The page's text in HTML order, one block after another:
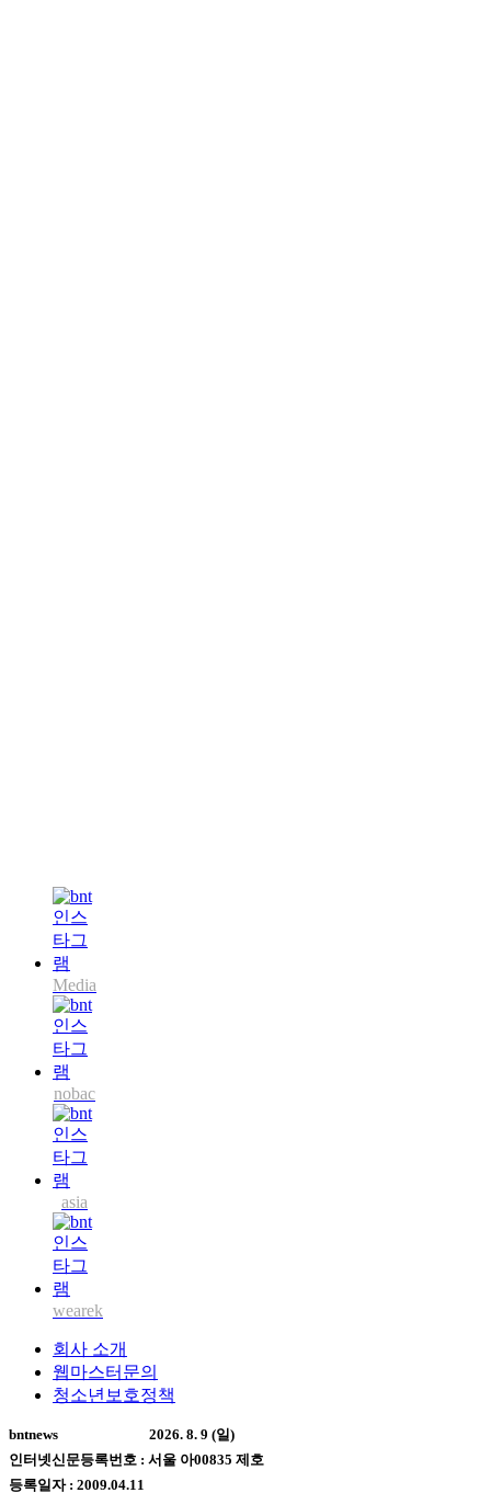
Media
nobac
asia
wearek
회사 소개
웹마스터문의
청소년보호정책
bntnews
2026. 8. 9 (일)
인터넷신문등록번호 : 서울 아00835 제호
등록일자 : 2009.04.11